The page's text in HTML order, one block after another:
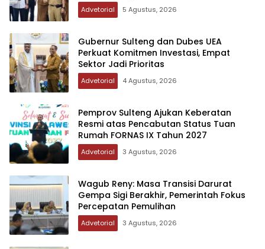
Advetorial 5 Agustus, 2026
Gubernur Sulteng dan Dubes UEA
Perkuat Komitmen Investasi, Empat
Sektor Jadi Prioritas
Advetorial 4 Agustus, 2026
Pemprov Sulteng Ajukan Keberatan
Resmi atas Pencabutan Status Tuan
Rumah FORNAS IX Tahun 2027
Advetorial 3 Agustus, 2026
Wagub Reny: Masa Transisi Darurat
Gempa Sigi Berakhir, Pemerintah Fokus
Percepatan Pemulihan
Advetorial 3 Agustus, 2026